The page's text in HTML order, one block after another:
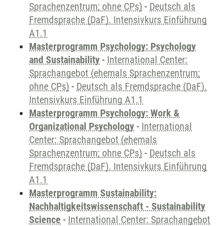
Sprachenzentrum; ohne CPs) - Deutsch als
Fremdsprache (DaF). Intensivkurs Einführung
A1.1
Masterprogramm Psychology: Psychology
and Sustainability - International Center:
Sprachangebot (ehemals Sprachenzentrum;
ohne CPs) - Deutsch als Fremdsprache (DaF).
Intensivkurs Einführung A1.1
Masterprogramm Psychology: Work &
Organizational Psychology - International
Center: Sprachangebot (ehemals
Sprachenzentrum; ohne CPs) - Deutsch als
Fremdsprache (DaF). Intensivkurs Einführung
A1.1
Masterprogramm Sustainability:
Nachhaltigkeitswissenschaft - Sustainability
Science - International Center: Sprachangebot